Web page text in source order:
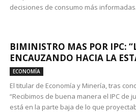
decisiones de consumo más informadas.
BIMINISTRO MAS POR IPC:
ENCAUZANDO HACIA LA
ECONOMÍA
El titular de Economía y Minería, tras
“Recibimos de buena manera el IPC de
está en la parte baja de lo que